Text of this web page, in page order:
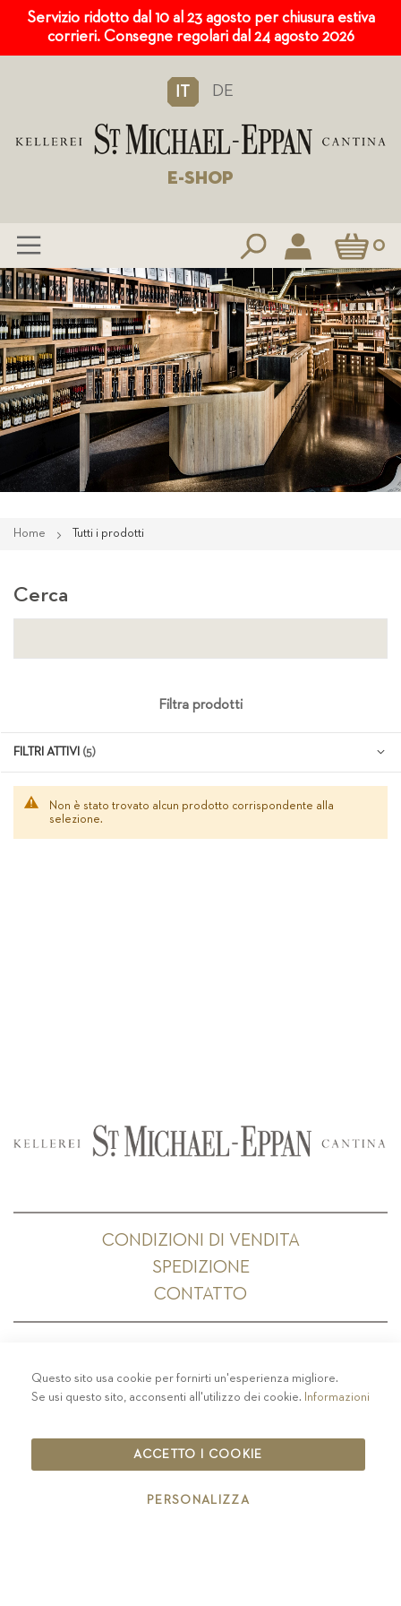
Servizio ridotto dal 10 al 23 agosto per chiusura estiva
corrieri. Consegne regolari dal 24 agosto 2026
IT DE
E-SHOP
Carrello0
Salta
al
contenuto
Home Tutti i prodotti
Non è stato trovato alcun prodotto corrispondente alla
selezione.
Cerca
Filtra prodotti
FILTRI ATTIVI
CONDIZIONI DI VENDITA
SPEDIZIONE
CONTATTO
PRIVACY-COLOPHON - COOKIE POLICY
CODICE ETICO
IT00126670215
Questo sito usa cookie per fornirti un'esperienza migliore.
Se usi questo sito, acconsenti all'utilizzo dei cookie. Informazioni
ACCETTO I COOKIE
PERSONALIZZA